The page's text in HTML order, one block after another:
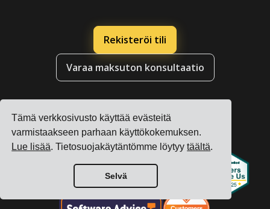
Tämä verkkosivusto käyttää evästeitä
varmistaakseen parhaan käyttökokemuksen.
Lue lisää. Tietosuojakäytäntömme löytyytäältä.
Selvä
Rekisteröi tili
Varaa maksuton konsultaatio